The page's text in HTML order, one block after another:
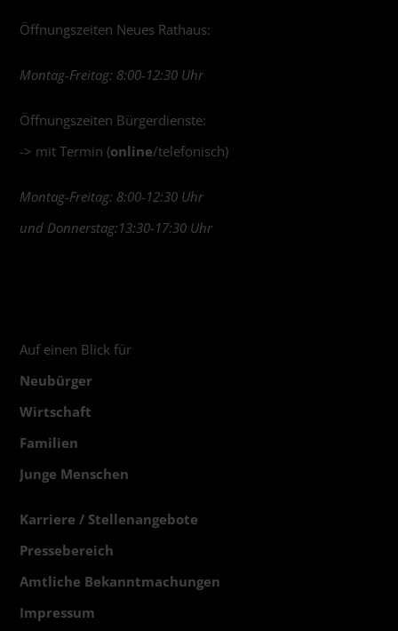
Öffnungszeiten Neues Rathaus:
Montag-Freitag: 8:00-12:30 Uhr
Öffnungszeiten Bürgerdienste:
-> mit Termin (online/telefonisch)
Montag-Freitag: 8:00-12:30 Uhr
und Donnerstag:13:30-17:30 Uhr
Auf einen Blick für
Neubürger
Wirtschaft
Familien
Junge Menschen
Karriere / Stellenangebote
Pressebereich
Amtliche Bekanntmachungen
Impressum